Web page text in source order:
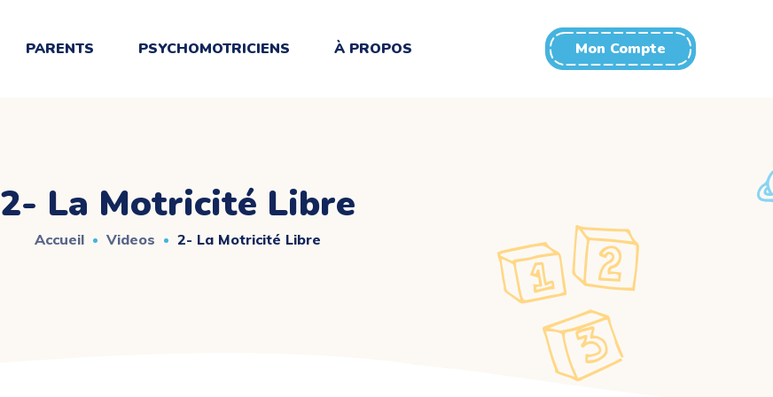
PARENTS PSYCHOMOTRICIENS À PROPOS Mon Compte
2- La Motricité Libre
Accueil Videos 2- La Motricité Libre